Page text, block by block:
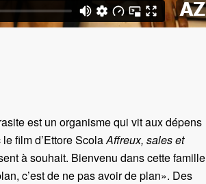
est un organisme qui vit aux dépens
film d’Ettore ScolaAffreux, sales et
à souhait. Bienvenu dans cette famille
c’est de ne pas avoir de plan». Des